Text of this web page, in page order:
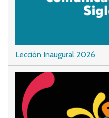
Lección Inaugural 2026